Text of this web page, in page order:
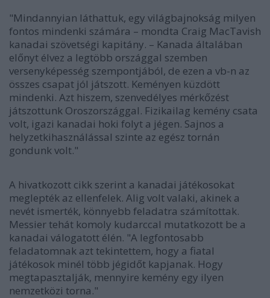
"Mindannyian láthattuk, egy világbajnokság milyen
fontos mindenki számára – mondta Craig MacTavish
kanadai szövetségi kapitány. – Kanada általában
előnyt élvez a legtöbb országgal szemben
versenyképesség szempontjából, de ezen a vb-n az
összes csapat jól játszott. Keményen küzdött
mindenki. Azt hiszem, szenvedélyes mérkőzést
játszottunk Oroszországgal. Fizikailag kemény csata
volt, igazi kanadai hoki folyt a jégen. Sajnos a
helyzetkihasználással szinte az egész tornán
gondunk volt."
A hivatkozott cikk szerint a kanadai játékosokat
meglepték az ellenfelek. Alig volt valaki, akinek a
nevét ismerték, könnyebb feladatra számítottak.
Messier tehát komoly kudarccal mutatkozott be a
kanadai válogatott élén. "A legfontosabb
feladatomnak azt tekintettem, hogy a fiatal
játékosok minél több jégidőt kapjanak. Hogy
megtapasztalják, mennyire kemény egy ilyen
nemzetközi torna."